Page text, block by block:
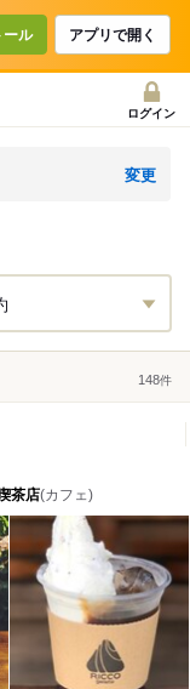
ール アプリで開く
ログイン
変更
148件
茶店(カフェ)